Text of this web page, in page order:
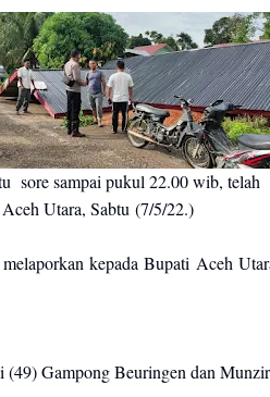
sampai pukul 22.00 wib, telah
Utara, Sabtu (7/5/22.)
kepada Bupati Aceh
Gampong Beuringen dan